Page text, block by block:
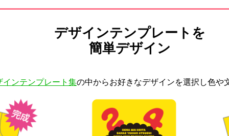
デザインテンプレートを
簡単デザイン
インテンプレート集の中からお好きなデザインを選択し色や